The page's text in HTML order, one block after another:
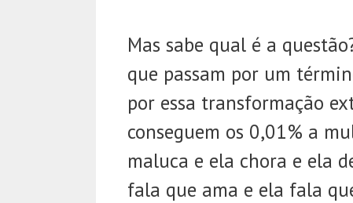
Mas sabe qual é a
que passam por um
por essa transformação
conseguem os 0,01% a
maluca e ela chora e ela
fala que ama e ela fala